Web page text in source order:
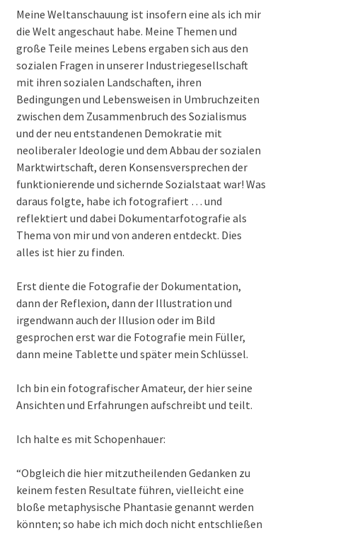
Meine Weltanschauung ist insofern eine als ich mir
die Welt angeschaut habe. Meine Themen und
große Teile meines Lebens ergaben sich aus den
sozialen Fragen in unserer Industriegesellschaft
mit ihren sozialen Landschaften, ihren
Bedingungen und Lebensweisen in Umbruchzeiten
zwischen dem Zusammenbruch des Sozialismus
und der neu entstandenen Demokratie mit
neoliberaler Ideologie und dem Abbau der sozialen
Marktwirtschaft, deren Konsensversprechen der
funktionierende und sichernde Sozialstaat war! Was
daraus folgte, habe ich fotografiert … und
reflektiert und dabei Dokumentarfotografie als
Thema von mir und von anderen entdeckt. Dies
alles ist hier zu finden.
Erst diente die Fotografie der Dokumentation,
dann der Reflexion, dann der Illustration und
irgendwann auch der Illusion oder im Bild
gesprochen erst war die Fotografie mein Füller,
dann meine Tablette und später mein Schlüssel.
Ich bin ein fotografischer Amateur, der hier seine
Ansichten und Erfahrungen aufschreibt und teilt.
Ich halte es mit Schopenhauer:
“Obgleich die hier mitzutheilenden Gedanken zu
keinem festen Resultate führen, vielleicht eine
bloße metaphysische Phantasie genannt werden
könnten; so habe ich mich doch nicht entschließen